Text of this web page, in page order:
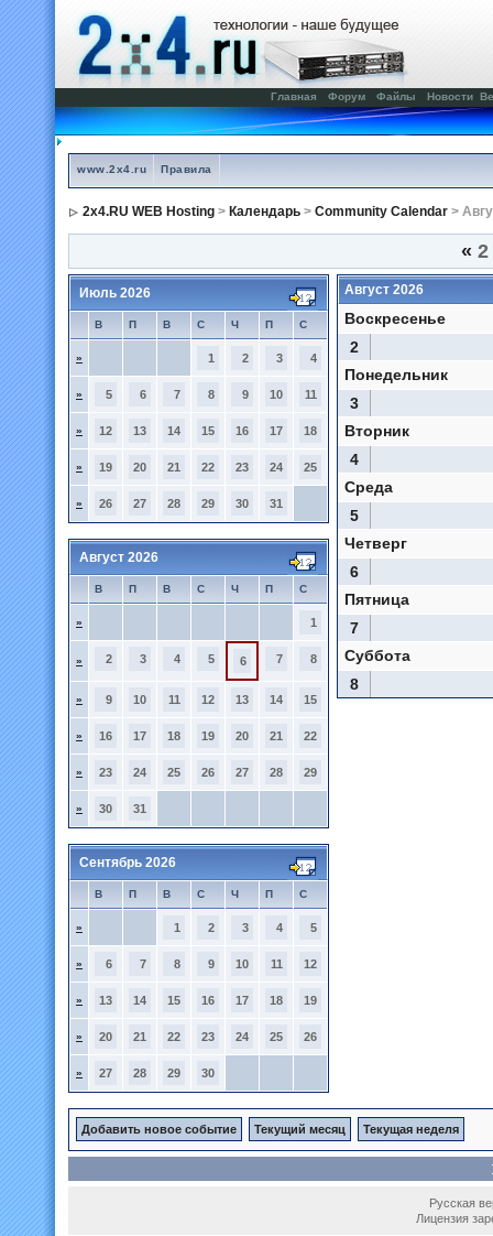
Главная Форум Файлы Новости
www.2x4.ru Правила
2x4.RU WEB Hosting > Календарь > Community Calendar >
« 2
Июль 2026
В П В С Ч П С
» 1 2 3 4
» 5 6 7 8 9 10 11
» 12 13 14 15 16 17 18
» 19 20 21 22 23 24 25
» 26 27 28 29 30 31
Август 2026
В П В С Ч П С
» 1
» 2 3 4 5 6 7 8
» 9 10 11 12 13 14 15
» 16 17 18 19 20 21 22
» 23 24 25 26 27 28 29
» 30 31
Сентябрь 2026
В П В С Ч П С
» 1 2 3 4 5
» 6 7 8 9 10 11 12
» 13 14 15 16 17 18 19
» 20 21 22 23 24 25 26
» 27 28 29 30
Август 2026
Воскресенье
2
Понедельник
3
Вторник
4
Среда
5
Четверг
6
Пятница
7
Суббота
8
Добавить новое событие Текущий месяц Текущая неделя
Русская
Лицензия